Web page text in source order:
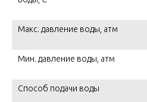
Макс. давление воды, атм
Мин. давление воды, атм
Способ подачи воды